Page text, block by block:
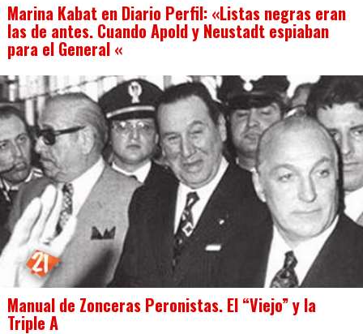
Marina Kabat en Diario Perfil: «Listas negras eran
las de antes. Cuando Apold y Neustadt espiaban
para el General «
Manual de Zonceras Peronistas. El “Viejo” y la
Triple A